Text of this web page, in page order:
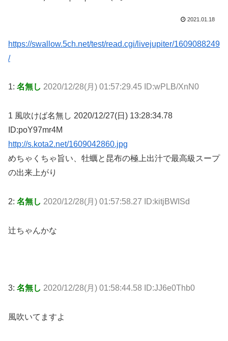
2021.01.18
https://swallow.5ch.net/test/read.cgi/livejupiter/1609088249
/
1: 名無し 2020/12/28(月) 01:57:29.45 ID:wPLB/XnN0
1 風吹けば名無し 2020/12/27(日) 13:28:34.78
ID:poY97mr4M
http://s.kota2.net/1609042860.jpg
めちゃくちゃ旨い、牡蠣と昆布の極上出汁で最高級スープ
の出来上がり
2: 名無し 2020/12/28(月) 01:57:58.27 ID:kitjBWISd
辻ちゃんかな
3: 名無し 2020/12/28(月) 01:58:44.58 ID:JJ6e0Thb0
風吹いてますよ